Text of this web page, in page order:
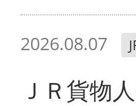
2026.08.07
ＪＲ貨物